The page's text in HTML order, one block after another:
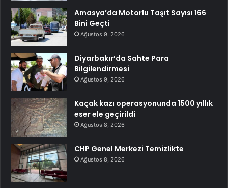
Amasya’da Motorlu Taşıt Sayısı 166
Bini Geçti
Ağustos 9, 2026
Diyarbakır’da Sahte Para
Bilgilendirmesi
Ağustos 9, 2026
Kaçak kazı operasyonunda 1500 yıllık
eser ele geçirildi
Ağustos 8, 2026
CHP Genel Merkezi Temizlikte
Ağustos 8, 2026